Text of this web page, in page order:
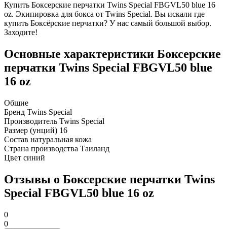
Купить Боксерские перчатки Twins Special FBGVL50 blue 16
oz. Экипировка для бокса от Twins Special. Вы искали где
купить Боксёрские перчатки? У нас самый большой выбор.
Заходите!
Основные характеристики Боксерские
перчатки Twins Special FBGVL50 blue
16 oz
Общие
Бренд Twins Special
Производитель Twins Special
Размер (унций) 16
Состав натуральная кожа
Страна производства Таиланд
Цвет синий
Отзывы о Боксерские перчатки Twins
Special FBGVL50 blue 16 oz
0
0